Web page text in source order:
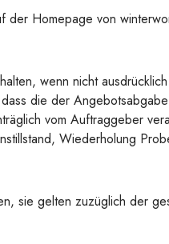
Homepage von
wenn nicht
die der
vom Auftraggeber
Wiederholung
sie gelten zuzüglich der